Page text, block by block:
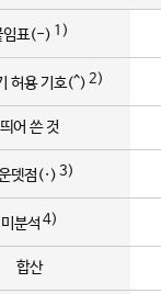
임표(-) 1)
허용 기호(^)2)
띄어 쓴 것
뎃점(·)3)
미분석 4)
합산